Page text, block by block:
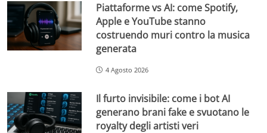
Piattaforme vs AI: come Spotify,
Apple e YouTube stanno
costruendo muri contro la musica
generata
4 Agosto 2026
Il furto invisibile: come i bot AI
generano brani fake e svuotano le
royalty degli artisti veri